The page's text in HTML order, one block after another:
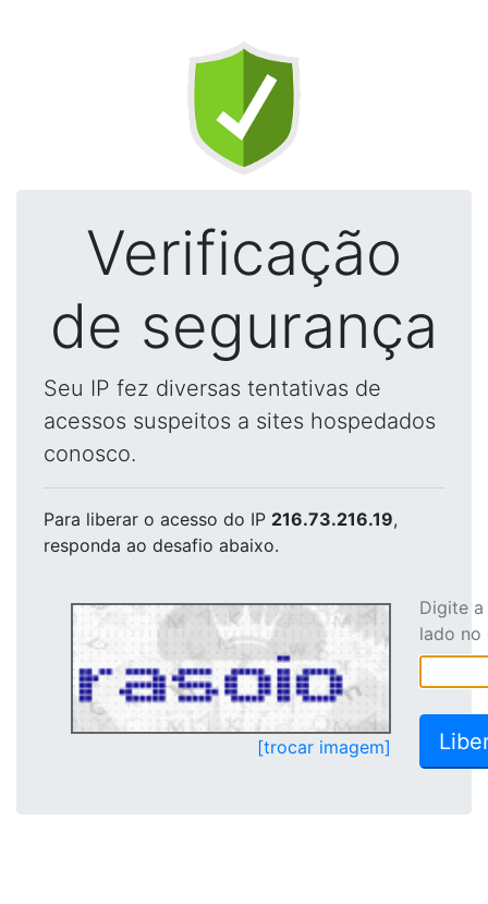
Verificação
de segurança
Seu IP fez diversas tentativas de
acessos suspeitos a sites hospedados
conosco.
Para liberar o acesso do IP 216.73.216.19,
responda ao desafio abaixo.
[trocar imagem]
Digite
lado no